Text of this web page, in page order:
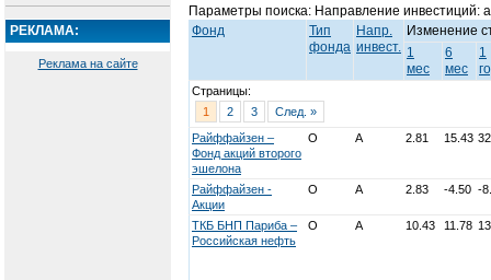
РЕКЛАМА:
Реклама на сайте
Параметры поиска: Направление инвестиций:
Фонд
Тип
фонда
Напр.
инвест.
Изменение
1
мес
6
мес
1
Страницы:
1
2 3
След. »
Райффайзен –
Фонд акций второго
эшелона
О А 2.81 15.43
Райффайзен -
Акции
О А 2.83 -4.50 -
ТКБ БНП Париба –
Российская нефть
О А 10.43 11.78